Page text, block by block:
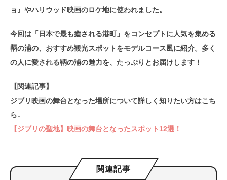
ョ』やハリウッド映画のロケ地に使われました。
今回は「日本で最も癒される港町」をコンセプトに人気を集める
鞆の浦の、おすすめ観光スポットをモデルコース風に紹介。多く
の人に愛される鞆の浦の魅力を、たっぷりとお届けします！
【関連記事】
ジブリ映画の舞台となった場所について詳しく知りたい方はこち
ら↓
【ジブリの聖地】映画の舞台となったスポット12選！
関連記事